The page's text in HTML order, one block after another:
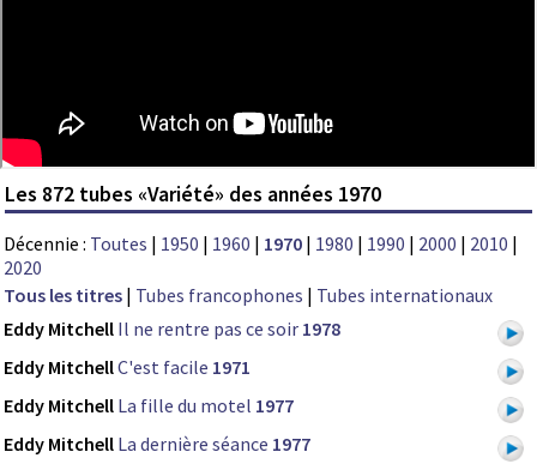
Les 872 tubes «Variété» des années 1970
Décennie : Toutes | 1950 | 1960 | 1970 | 1980 | 1990 | 2000 | 2010 |
2020
Tous les titres | Tubes francophones | Tubes internationaux
Eddy Mitchell Il ne rentre pas ce soir 1978
Eddy MitchellC'est facile 1971
Eddy Mitchell La fille du motel 1977
Eddy Mitchell La dernière séance 1977